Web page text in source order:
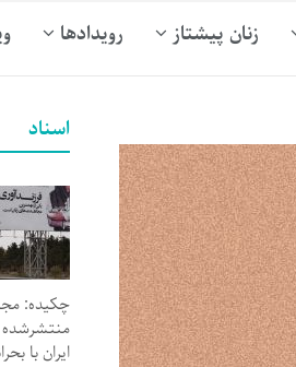
زنان پیشتاز رویدادها
اسناد
چکیده:
ایران با